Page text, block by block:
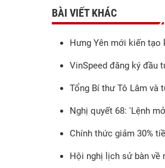
BÀI VIẾT KHÁC
Hưng Yên mới kiến tạo
VinSpeed đăng ký đầu
Tổng Bí thư Tô Lâm và
Nghị quyết 68: 'Lệnh
Chính thức giảm 30%
Hội nghị lịch sử bàn về